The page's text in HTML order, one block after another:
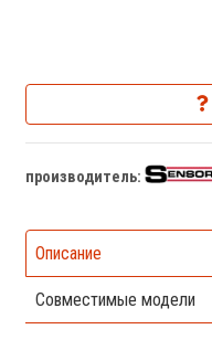
производитель:
Описание
Совместимые модели